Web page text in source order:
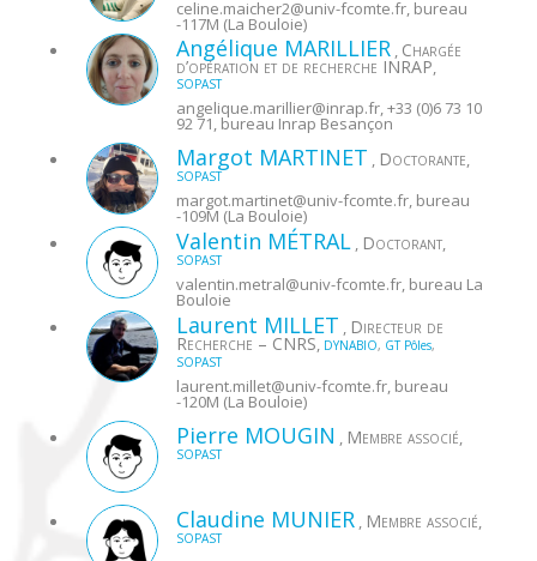
celine.maicher2@univ-fcomte.fr, bureau
-117M (La Bouloie)
Angélique MARILLIER Chargée
d’opération et de recherche INRAP
SOPAST
angelique.marillier@inrap.fr, +33 (0)6 73 10
92 71, bureau Inrap Besançon
Margot MARTINET Doctorante
SOPAST
margot.martinet@univ-fcomte.fr, bureau
-109M (La Bouloie)
Valentin MÉTRAL Doctorant,
SOPAST
valentin.metral@univ-fcomte.fr, bureau La
Bouloie
Laurent MILLET Directeur de
Recherche – CNRS DYNABIO, GT Pôles,
SOPAST
laurent.millet@univ-fcomte.fr, bureau
-120M (La Bouloie)
Pierre MOUGIN Membre associé
SOPAST
Claudine MUNIER Membre associé
SOPAST